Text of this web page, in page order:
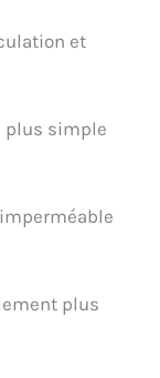
et
plus simple
plus